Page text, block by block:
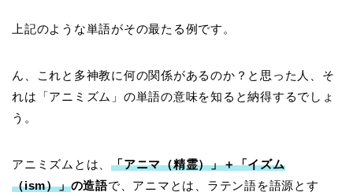
上記のような単語がその最たる例です。
ん、これと多神教に何の関係があるのか？と思った人、そ
れは「アニミズム」の単語の意味を知ると納得するでしょ
う。
アニミズムとは、「アニマ（精霊）」＋「イズム
（ism）」の造語で、アニマとは、ラテン語を語源とす